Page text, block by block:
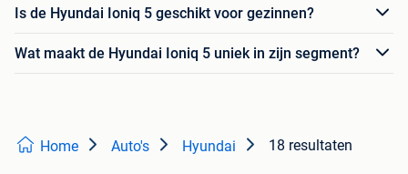
Is de Hyundai Ioniq 5 geschikt voor gezinnen?
Wat maakt de Hyundai Ioniq 5 uniek in zijn segment?
Home Auto's Hyundai 18 resultaten